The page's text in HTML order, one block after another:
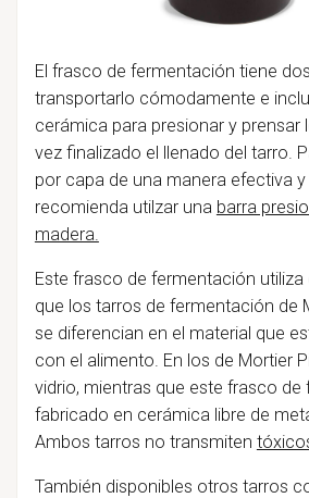
El frasco de fermentación tiene
transportarlo cómodamente e
cerámica para presionar y prensar
vez finalizado el llenado del tarro.
por capa de una manera efectiva
recomienda utilzar una barra
madera.
Este frasco de fermentación
que los tarros de fermentación de
se diferencian en el material que
con el alimento. En los de Mortier
vidrio, mientras que este frasco
fabricado en cerámica libre de
Ambos tarros no transmiten
También disponibles otros tarros